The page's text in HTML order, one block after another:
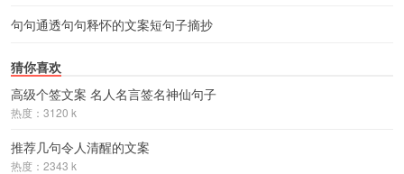
句句通透句句释怀的文案短句子摘抄
猜你喜欢
高级个签文案 名人名言签名神仙句子
热度：3120 k
推荐几句令人清醒的文案
热度：2343 k